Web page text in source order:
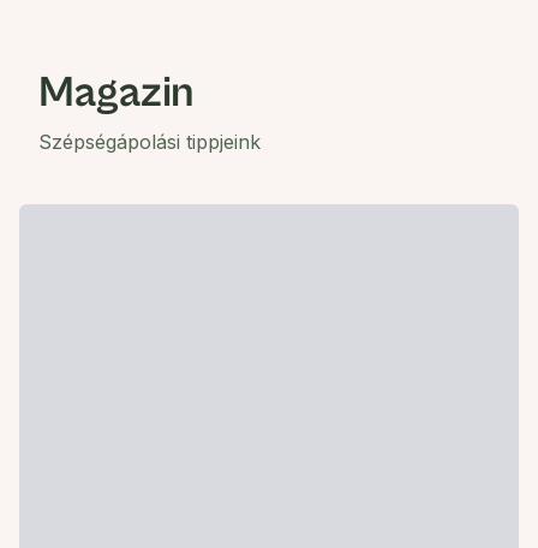
Magazin
Szépségápolási tippjeink